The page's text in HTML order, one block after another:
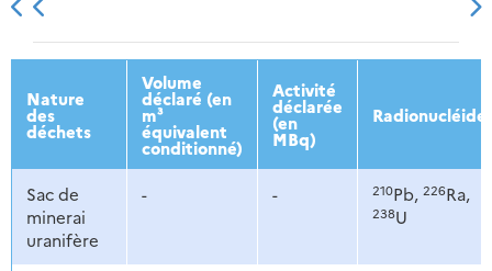
2013 2014 2015 2016
Nature
des
déchets
Volume
déclaré (en
m³
équivalent
conditionné)
Activité
déclarée
(en
MBq)
Sac de
minerai
uranifère
- - 210Pb, 226Ra,
238U